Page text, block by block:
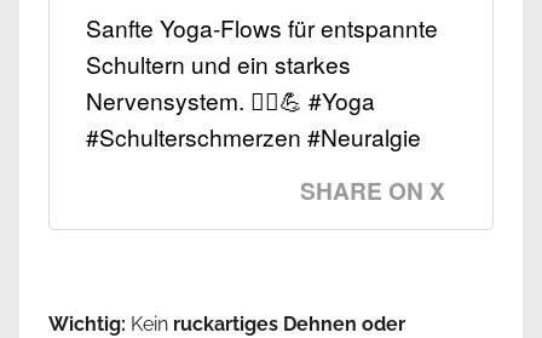
Sanfte Yoga-Flows für entspannte
Schultern und ein starkes
Nervensystem. 🧘‍♀️💪 #Yoga
#Schulterschmerzen #Neuralgie
SHARE ON X
Wichtig: Kein ruckartiges Dehnen oder